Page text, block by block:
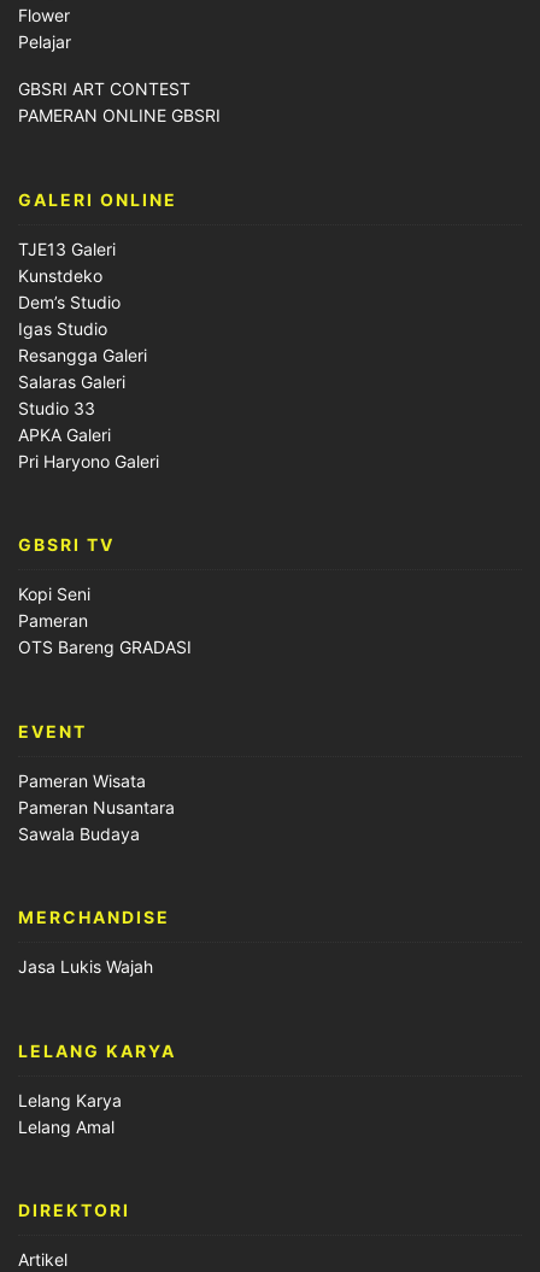
Flower
Pelajar
GBSRI ART CONTEST
PAMERAN ONLINE GBSRI
GALERI ONLINE
TJE13 Galeri
Kunstdeko
Dem’s Studio
Igas Studio
Resangga Galeri
Salaras Galeri
Studio 33
APKA Galeri
Pri Haryono Galeri
GBSRI TV
Kopi Seni
Pameran
OTS Bareng GRADASI
EVENT
Pameran Wisata
Pameran Nusantara
Sawala Budaya
MERCHANDISE
Jasa Lukis Wajah
LELANG KARYA
Lelang Karya
Lelang Amal
DIREKTORI
Artikel